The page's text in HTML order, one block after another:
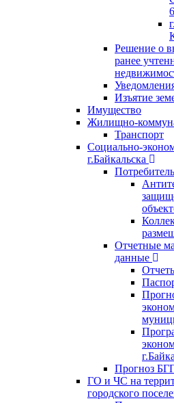
6
Решение о
ранее
Изъятие
Имущество
Жилищно-
Транспорт
Социально-
г.Байкальска
Отчетные
данные
Прогноз
ГО и ЧС на
городского